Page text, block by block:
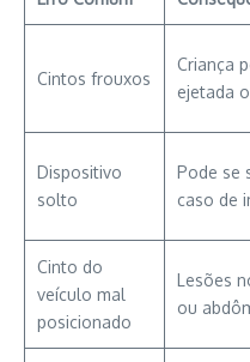
Cintos frouxos
Criança
ejetada
Dispositivo
solto
Pode se
caso de
Cinto do
veículo mal
posicionado
Lesões
ou